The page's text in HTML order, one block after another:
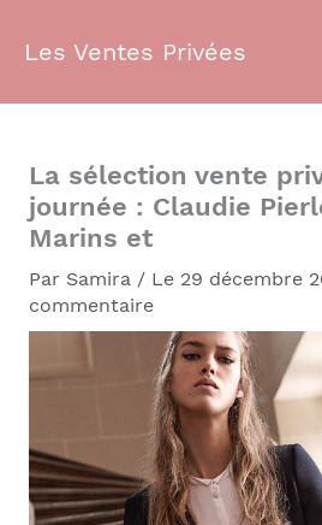
Les Ventes Privées
La sélection vente
journée : Claudie
Marins et
Par Samira / Le 29 décembre
commentaire